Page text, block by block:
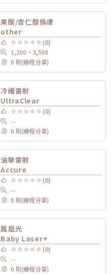
果酸/杏仁酸換膚
other
(0)
1,200 ~ 2,500
0 則(療程分享)
冷纖雷射
UltraClear
(0)
--
0 則(療程分享)
油擊雷射
Accure
(0)
--
0 則(療程分享)
鳳凰光
Baby Laser+
(0)
--
0 則(療程分享)